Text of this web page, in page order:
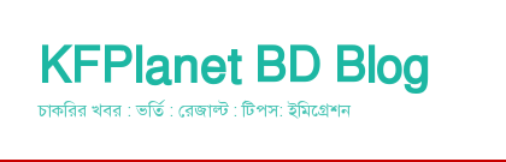
contentKFPlanet BD Blog
চাকরির খবর : ভর্তি : রেজাল্ট : টিপস: ইমিগ্রেশন